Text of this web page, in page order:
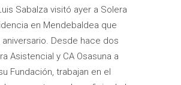
Sabalza visitó ayer a Solera
en Mendebaldea que
Desde hace dos
Asistencial y CA Osasuna a
Fundación, trabajan en el